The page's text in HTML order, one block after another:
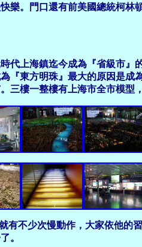
。門口還有前美國總統柯林
上海鎮迄今成為『省級市』
『東方明珠』最大的原因是
三樓一整樓有上海市全市模型
不少次慢動作，大家依他的
。